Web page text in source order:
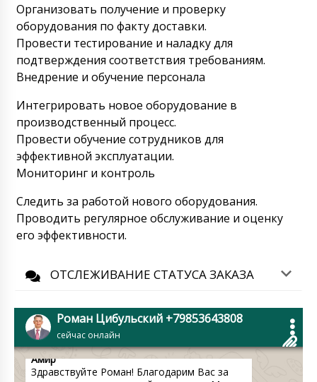
Организовать получение и проверку
оборудования по факту доставки.
Провести тестирование и наладку для
подтверждения соответствия требованиям.
Внедрение и обучение персонала
Интегрировать новое оборудование в
производственный процесс.
Провести обучение сотрудников для
эффективной эксплуатации.
Мониторинг и контроль
Следить за работой нового оборудования.
Проводить регулярное обслуживание и оценку
его эффективности.
ОТСЛЕЖИВАНИЕ СТАТУСА ЗАКАЗА
Роман Цибульский +79853643808
сейчас онлайн
Как с вами связаться для отслеживания
груза ? Промышленное вибрационное сито
VS-04.
09/08/2026 18:41
Роман Цибульский
Добрый день, Аяулым, Мой WhastApp
+79853643808, Менеджер Наталья
+79153808881 в рабочее время и кроме
выходных дней.
Рустам
Автоматическая блистерная машина для
Капчагай. Хотим отследить статус
доставки.
09/08/2026 18:51
Казахстан. Сейчас он на складе
времени доставки в ваш город.
Амир
Здравствуйте Роман! Благодарим Вас за